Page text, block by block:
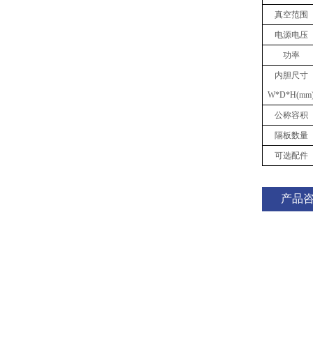
真空范围
电源电压
功率
内胆尺寸
W*D*
公称容积
隔板数量
可选配件
产品